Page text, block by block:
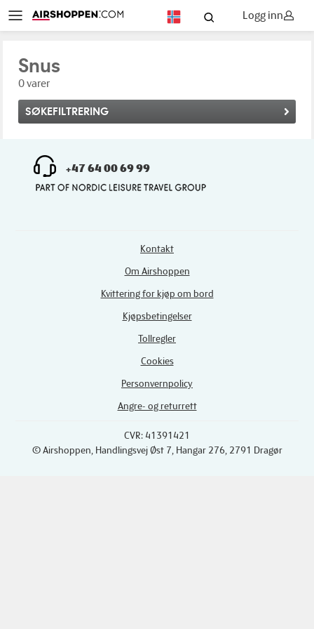
Logg inn
Snus
0 varer
SØKEFILTRERING
+47 64 00 69 99
Kontakt
Om Airshoppen
Kvittering for kjøp om bord
Kjøpsbetingelser
Tollregler
Cookies
Personvernpolicy
Angre- og returrett
CVR: 41391421
© Airshoppen , Handlingsvej Øst 7, Hangar 276, 2791 Dragør